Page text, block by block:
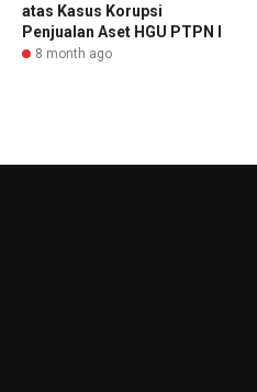
atas Kasus Korupsi
Penjualan Aset HGU PTPN I
8 month ago